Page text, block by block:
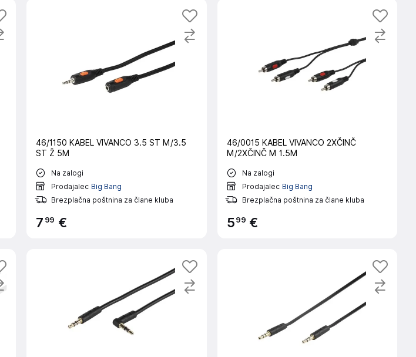
46/1150 KABEL VIVANCO 3.5 ST M/3.5
ST Ž 5M
Na zalogi
Prodajalec Big Bang
Brezplačna poštnina za člane kluba
7 99 €
46/0015 KABEL VIVANCO 2XČINČ
M/2XČINČ M 1.5M
Na zalogi
Prodajalec Big Bang
Brezplačna poštnina za člane kluba
599 €